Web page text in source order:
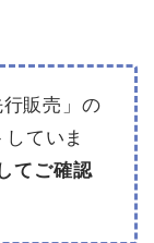
販売」の
ていま
てご確認